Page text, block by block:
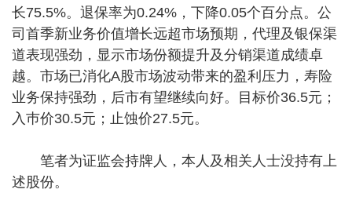
长75.5%。退保率为0.24%，下降0.05个百分点。公
司首季新业务价值增长远超市场预期，代理及银保渠
道表现强劲，显示市场份额提升及分销渠道成绩卓
越。市场已消化A股市场波动带来的盈利压力，寿险
业务保持强劲，后市有望继续向好。目标价36.5元；
入巿价30.5元；止蚀价27.5元。
笔者为证监会持牌人，本人及相关人士没持有上
述股份。